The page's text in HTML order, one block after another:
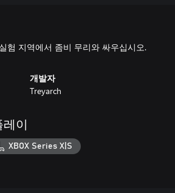
험 지역에서 좀비 무리와 싸우십시오.
개발자
Treyarch
이
XBOX Series X|S